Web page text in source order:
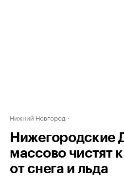
Нижний Новгород
Нижегородские
массово чистят
от снега и льда